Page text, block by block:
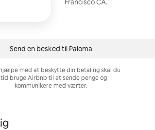
Francisco CA.
Send en besked til Paloma
med at beskytte din betaling skal du
bruge Airbnb til at sende penge og
kommunikere med værter.